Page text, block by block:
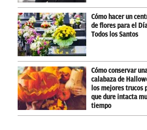
Cómo hacer un
de flores para el
Todos los Santos
Cómo conservar
calabaza de
los mejores trucos
que dure intacta
tiempo